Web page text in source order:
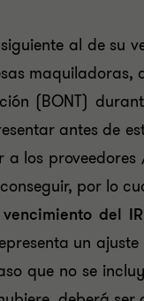
al de su
maquiladoras,
(BONT)
antes de
a los
por lo
del
un
que no se